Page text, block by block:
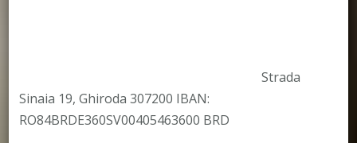
Strada
Sinaia 19, Ghiroda 307200 IBAN:
RO84BRDE360SV00405463600 BRD